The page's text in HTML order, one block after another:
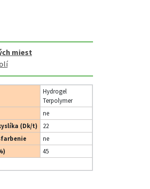
miest
Hydrogel
Terpolymer
ne
(Dk/t)
22
ne
45